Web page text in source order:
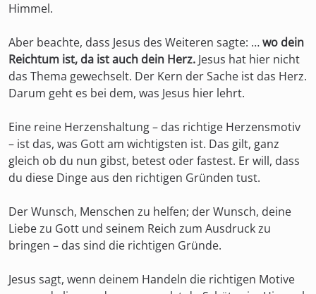
Himmel.
Aber beachte, dass Jesus des Weiteren sagte: …wo dein
Reichtum ist, da ist auch dein Herz. Jesus hat hier nicht
das Thema gewechselt. Der Kern der Sache ist das Herz.
Darum geht es bei dem, was Jesus hier lehrt.
Eine reine Herzenshaltung – das richtige Herzensmotiv
– ist das, was Gott am wichtigsten ist. Das gilt, ganz
gleich ob du nun gibst, betest oder fastest. Er will, dass
du diese Dinge aus den richtigen Gründen tust.
Der Wunsch, Menschen zu helfen; der Wunsch, deine
Liebe zu Gott und seinem Reich zum Ausdruck zu
bringen – das sind die richtigen Gründe.
Jesus sagt, wenn deinem Handeln die richtigen Motive